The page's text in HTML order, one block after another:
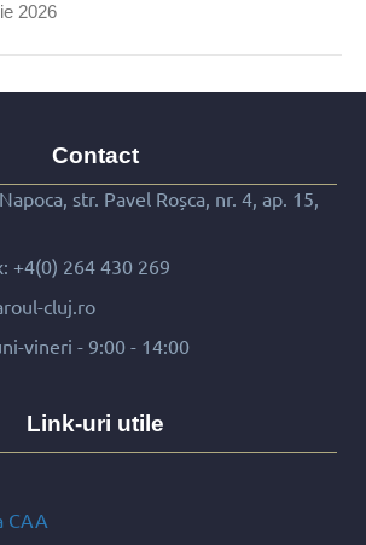
2026
Contact
str. Pavel Roșca, nr. 4, ap. 15,
+4(0) 264 430 269
cluj.ro
vineri - 9:00 - 14:00
Link-uri utile
CAA